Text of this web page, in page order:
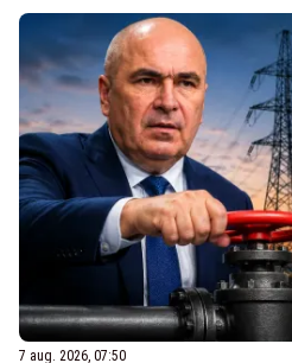
7 aug. 2026, 07:50